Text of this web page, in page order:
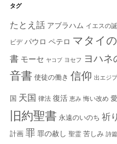
タグ
たとえ話 アブラハム イエスの
ビデ パウロ ペテロ マタイ
書 モーセ ヤコブ ヨセフ ヨハネ
音書 使徒の働き 信仰 出エジ
国 天国 律法 復活 恵み 悔い改め 愛
旧約聖書 永遠のいのち 祈り
計画 罪 罪の赦し 聖霊 苦しみ 詩篇